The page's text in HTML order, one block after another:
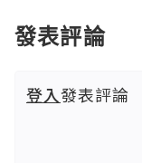
發表評論
登入發表評論